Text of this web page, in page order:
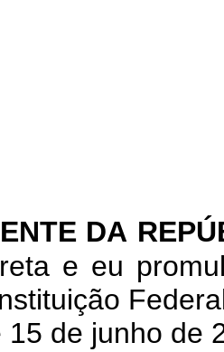
DA
e eu
15 de junho de